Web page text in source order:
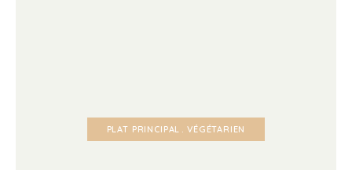
PLAT PRINCIPAL VÉGÉTARIEN